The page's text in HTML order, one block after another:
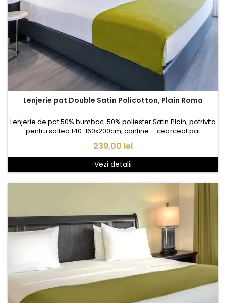
Lenjerie pat Double Satin Policotton, Plain Roma
Lenjerie de pat 50% bumbac 50% poliester Satin Plain, potrivita
pentru saltea 140-160x200cm, contine: - cearceaf pat
230x280cm, Satin plain - husa pilota 1* 180x210cm, Satin Satin
plain - fata perna 2* 50x70cm, Satin plain
Pret
239,00 lei
Vezi detalii